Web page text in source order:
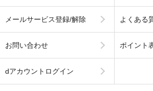
メールサービス登録/解除 よくある
お問い合わせ ポイント
dアカウントログイン